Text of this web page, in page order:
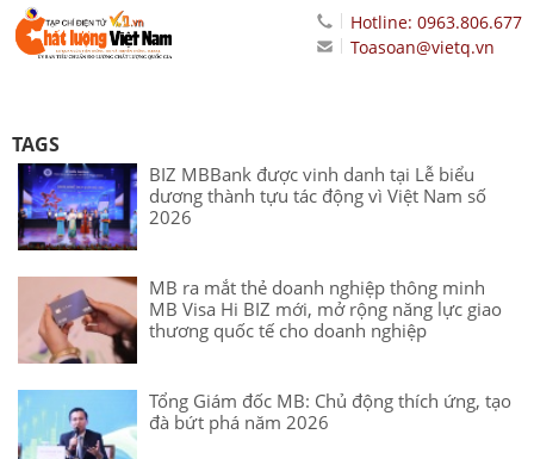
Hotline: 0963.806.677
Toasoan@vietq.vn
TAGS
BIZ MBBank được vinh danh tại Lễ biểu
dương thành tựu tác động vì Việt Nam số
2026
MB ra mắt thẻ doanh nghiệp thông minh
MB Visa Hi BIZ mới, mở rộng năng lực giao
thương quốc tế cho doanh nghiệp
Tổng Giám đốc MB: Chủ động thích ứng, tạo
đà bứt phá năm 2026